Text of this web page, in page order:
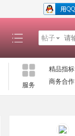
帖子
服务
精品指标
商务合作